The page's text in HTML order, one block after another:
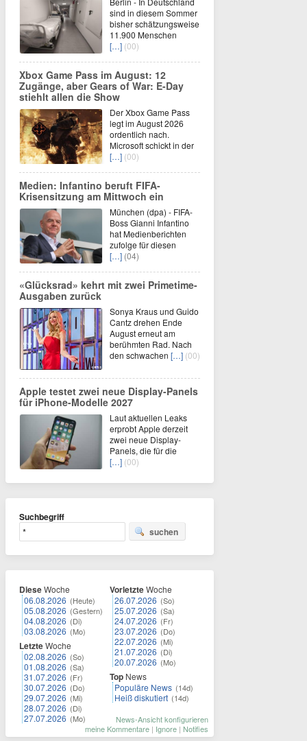
sind in diesem Sommer
bisher schätzungsweise
11.900 Menschen
[…] (00)
Xbox Game Pass im August: 12
Zugänge, aber Gears of War: E-Day
stiehlt allen die Show
Der Xbox Game Pass
legt im August 2026
ordentlich nach.
Microsoft schickt in der
[…] (00)
Medien: Infantino beruft FIFA-
Krisensitzung am Mittwoch ein
München (dpa) - FIFA-
Boss Gianni Infantino
hat Medienberichten
zufolge für diesen
[…] (04)
«Glücksrad» kehrt mit zwei Primetime-
Ausgaben zurück
Sonya Kraus und Guido
Cantz drehen Ende
August erneut am
berühmten Rad. Nach
den schwachen […] (00)
Apple testet zwei neue Display-Panels
für iPhone-Modelle 2027
Laut aktuellen Leaks
erprobt Apple derzeit
zwei neue Display-
Panels, die für die
[…] (00)
Suchbegriff
suchen
DieseWoche
06.08.2026 (Heute)
05.08.2026 (Gestern)
04.08.2026 (Di)
03.08.2026 (Mo)
LetzteWoche
02.08.2026 (So)
01.08.2026 (Sa)
31.07.2026 (Fr)
30.07.2026 (Do)
29.07.2026 (Mi)
28.07.2026 (Di)
27.07.2026 (Mo)
VorletzteWoche
26.07.2026 (So)
25.07.2026 (Sa)
24.07.2026 (Fr)
23.07.2026 (Do)
22.07.2026 (Mi)
21.07.2026 (Di)
20.07.2026 (Mo)
Top News
Populäre News (14d)
Heiß diskutiert (14d)
News-Ansicht konfigurieren
meine Kommentare | Ignore | Notifies